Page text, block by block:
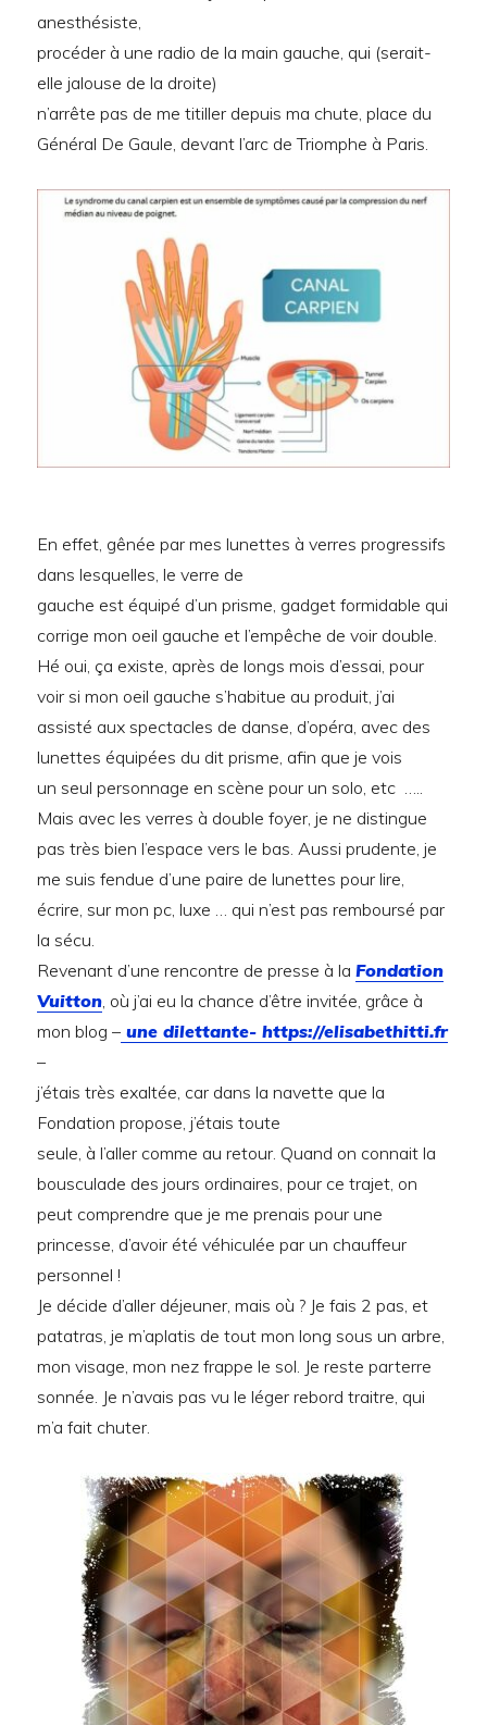
anesthésiste,
procéder à une radio de la main gauche, qui (serait-
elle jalouse de la droite)
n’arrête pas de me titiller depuis ma chute, place du
Général De Gaule, devant l’arc de Triomphe à Paris.
En effet, gênée par mes lunettes à verres progressifs
dans lesquelles, le verre de
gauche est équipé d’un prisme, gadget formidable qui
corrige mon oeil gauche et l’empêche de voir double.
Hé oui, ça existe, après de longs mois d’essai, pour
voir si mon oeil gauche s’habitue au produit, j’ai
assisté aux spectacles de danse, d’opéra, avec des
lunettes équipées du dit prisme, afin que je vois
un seul personnage en scène pour un solo, etc …..
Mais avec les verres à double foyer, je ne distingue
pas très bien l’espace vers le bas. Aussi prudente, je
me suis fendue d’une paire de lunettes pour lire,
écrire, sur mon pc, luxe … qui n’est pas remboursé par
la sécu.
Revenant d’une rencontre de presse à laFondation
Vuitton , où j’ai eu la chance d’être invitée, grâce à
mon blog – une dilettante- https://elisabethitti.fr
–
j’étais très exaltée, car dans la navette que la
Fondation propose, j’étais toute
seule, à l’aller comme au retour. Quand on connait la
bousculade des jours ordinaires, pour ce trajet, on
peut comprendre que je me prenais pour une
princesse, d’avoir été véhiculée par un chauffeur
personnel !
Je décide d’aller déjeuner, mais où ? Je fais 2 pas, et
patatras, je m’aplatis de tout mon long sous un arbre,
mon visage, mon nez frappe le sol. Je reste parterre
sonnée. Je n’avais pas vu le léger rebord traitre, qui
m’a fait chuter.